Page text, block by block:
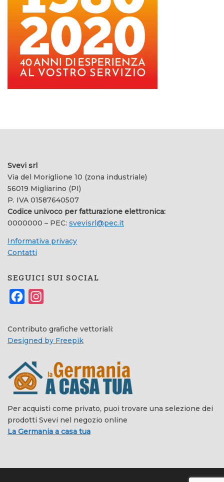
Svevi srl
Via del Moriglione 10 (zona industriale)
56019 Migliarino (PI)
P. IVA 01587640507
Codice univoco per fatturazione elettronica:
0000000 – PEC: svevisrl@pec.it
Informativa privacy
Contatti
SEGUICI SUI SOCIAL
Facebook
Contributo grafiche vettoriali:
Designed by Freepik
Per acquisti come privato, puoi trovare una selezione dei
prodotti Svevi nel negozio online
La Germania a casa tua